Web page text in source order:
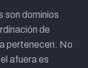
son dominios
de
pertenecen. No
afuera es